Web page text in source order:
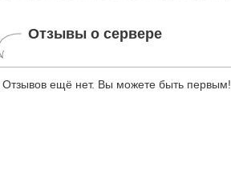
Отзывы о сервере
Отзывов ещё нет. Вы можете быть первым!